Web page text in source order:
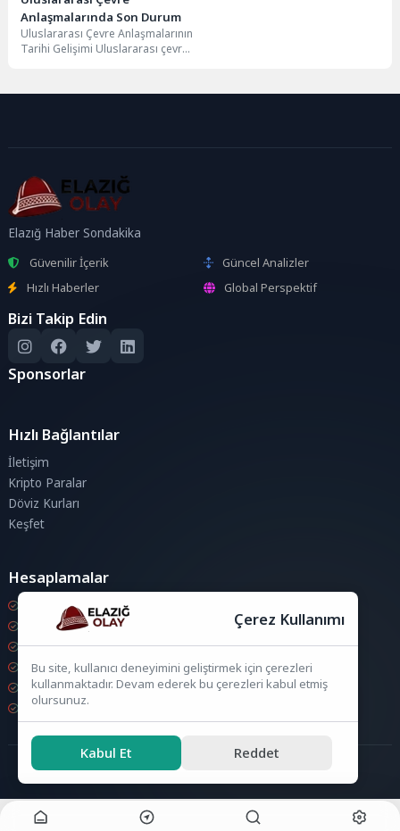
Anlaşmalarında Son Durum
Uluslararası Çevre Anlaşmalarının
Tarihi Gelişimi Uluslararası çevre
uzanmaktadır....
Elazığ Haber Sondakika
Güvenilir İçerik
Güncel Analizler
Hızlı Haberler
Global Perspektif
Bizi Takip Edin
Sponsorlar
Hızlı Bağlantılar
İletişim
Kripto Paralar
Döviz Kurları
Keşfet
Hesaplamalar
Kripto Para Hesaplama
Döviz Hesaplama
KDV Hesaplama
İndirim Hesaplama
Zam Hesaplama
Bileşik Hesaplama
Çerez Kullanımı
Bu site, kullanıcı deneyimini geliştirmek için çerezleri
kullanmaktadır. Devam ederek bu çerezleri kabul etmiş
olursunuz.
Kabul Et Reddet